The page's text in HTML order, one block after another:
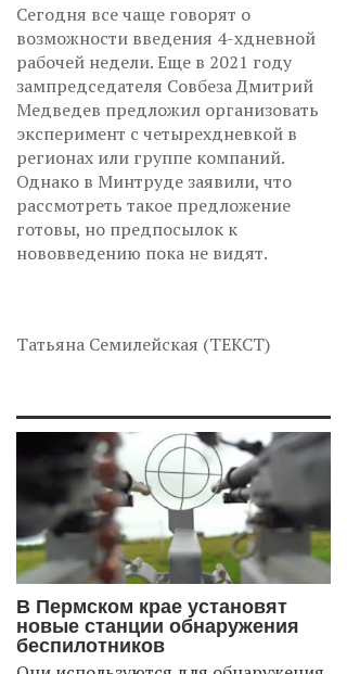
Сегодня все чаще говорят о
возможности введения 4-хдневной
рабочей недели. Еще в 2021 году
зампредседателя Совбеза Дмитрий
Медведев предложил организовать
эксперимент с четырехдневкой в
регионах или группе компаний.
Однако в Минтруде заявили, что
рассмотреть такое предложение
готовы, но предпосылок к
нововведению пока не видят.
Татьяна Семилейская (ТЕКСТ)
В Пермском крае установят
новые станции обнаружения
беспилотников